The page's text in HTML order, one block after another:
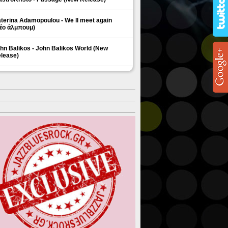
Adamopoulou - We ll meet again
άλμπουμ)
Balikos - John Balikos World (New